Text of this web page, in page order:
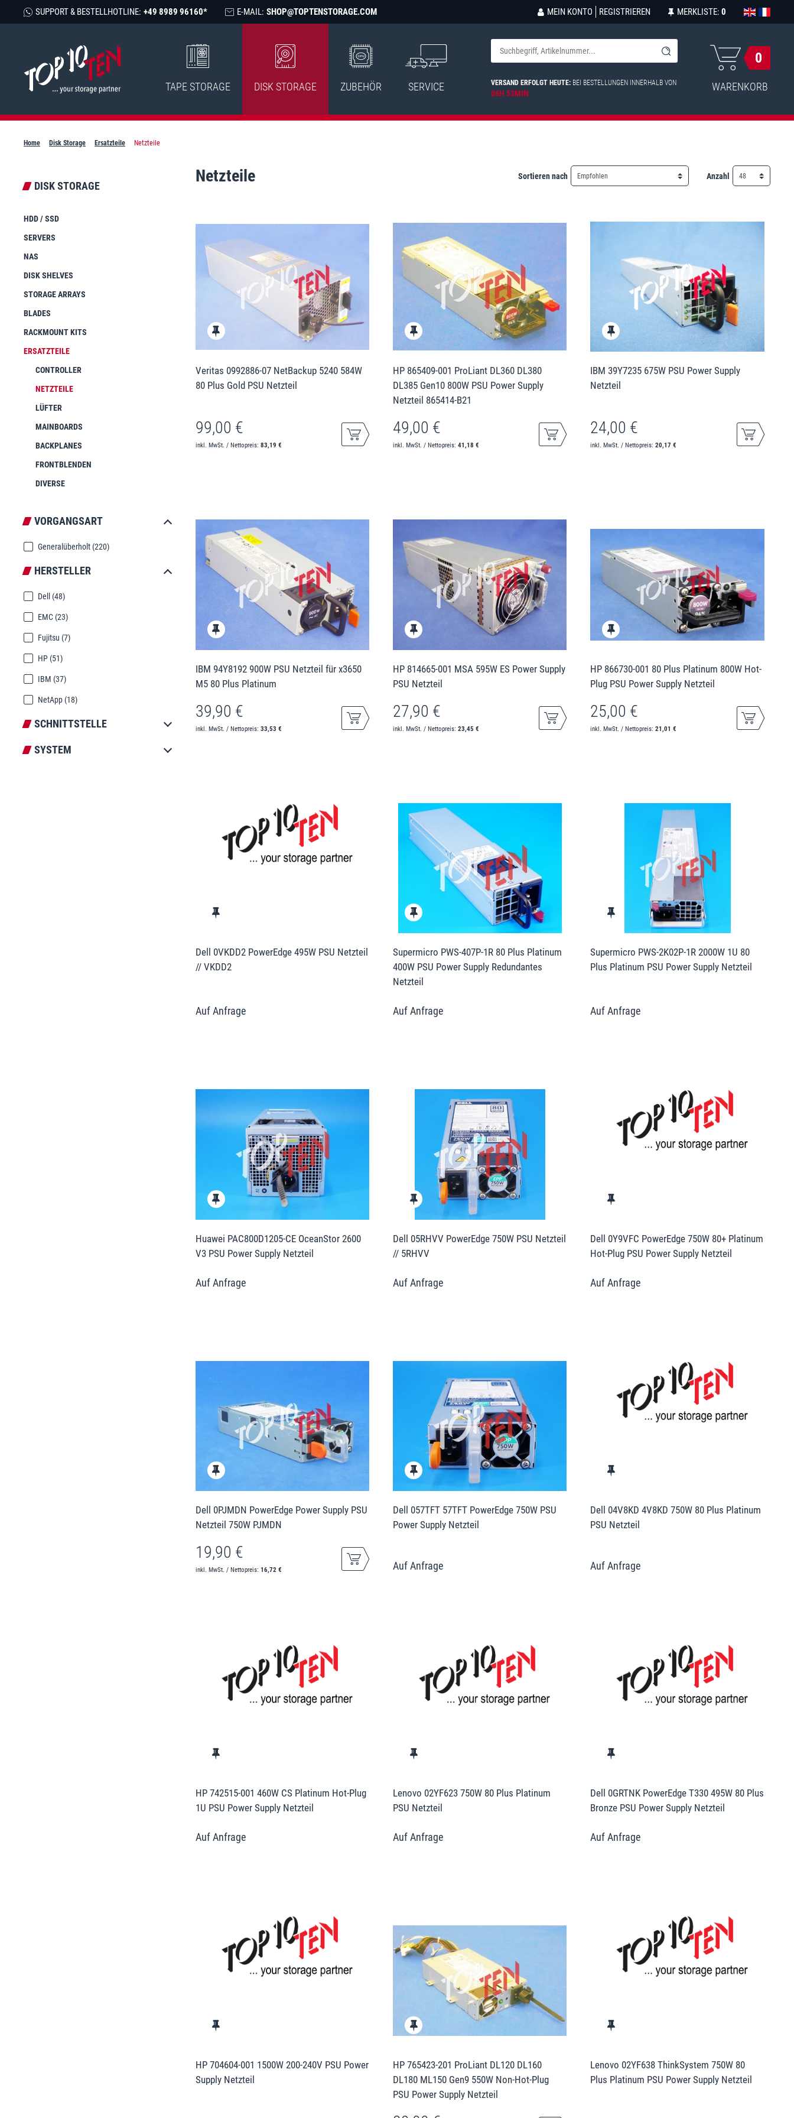
SUPPORT & BESTELLHOTLINE: +49 8989 96160* E-MAIL: SHOP@TOPTENSTORAGE.COM MEIN KONTO REGISTRIEREN MERKLISTE: 0
TAPE STORAGE DISK STORAGE ZUBEHÖR SERVICE VERSAND ERFOLGT HEUTE: BEI BESTELLUNGEN INNERHALB VON
06H 53MIN
0
WARENKORB
Home Disk Storage Ersatzteile Netzteile
DISK STORAGE
HDD / SSD
SERVERS
NAS
DISK SHELVES
STORAGE ARRAYS
BLADES
RACKMOUNT KITS
ERSATZTEILE
CONTROLLER
NETZTEILE
LÜFTER
MAINBOARDS
BACKPLANES
FRONTBLENDEN
DIVERSE
VORGANGSART
Generalüberholt (220)
HERSTELLER
Dell (48)
EMC (23)
Fujitsu (7)
HP (51)
IBM (37)
NetApp (18)
SCHNITTSTELLE
SYSTEM
Netzteile
Veritas 0992886-07 NetBackup 5240 584W
80 Plus Gold PSU Netzteil
99,00 €
inkl. MwSt. / Nettopreis: 83,19 €
HP 865409-001 ProLiant DL360 DL380
DL385 Gen10 800W PSU Power Supply
Netzteil 865414-B21
49,00 €
inkl. MwSt. / Nettopreis:41,18 €
IBM 39Y7235 675W PSU Power Supply
Netzteil
24,00 €
inkl. MwSt. / Nettopreis:20,17 €
IBM 94Y8192 900W PSU Netzteil für x3650
M5 80 Plus Platinum
39,90 €
inkl. MwSt. / Nettopreis: 33,53 €
HP 814665-001 MSA 595W ES Power Supply
PSU Netzteil
27,90 €
inkl. MwSt. / Nettopreis:23,45 €
HP 866730-001 80 Plus Platinum 800W Hot-
Plug PSU Power Supply Netzteil
25,00 €
inkl. MwSt. / Nettopreis:21,01 €
Dell 0VKDD2 PowerEdge 495W PSU Netzteil
// VKDD2
Supermicro PWS-407P-1R 80 Plus Platinum
400W PSU Power Supply Redundantes
Netzteil
Supermicro PWS-2K02P-1R 2000W 1U 80
Plus Platinum PSU Power Supply Netzteil
Huawei PAC800D1205-CE OceanStor 2600
V3 PSU Power Supply Netzteil
Dell 05RHVV PowerEdge 750W PSU Netzteil
// 5RHVV
Dell 0Y9VFC PowerEdge 750W 80+ Platinum
Hot-Plug PSU Power Supply Netzteil
Dell 0PJMDN PowerEdge Power Supply PSU
Netzteil 750W PJMDN
19,90 €
inkl. MwSt. / Nettopreis: 16,72 €
Dell 057TFT 57TFT PowerEdge 750W PSU
Power Supply Netzteil
Dell 04V8KD 4V8KD 750W 80 Plus Platinum
PSU Netzteil
HP 742515-001 460W CS Platinum Hot-Plug
1U PSU Power Supply Netzteil
Lenovo 02YF623 750W 80 Plus Platinum
PSU Netzteil
Dell 0GRTNK PowerEdge T330 495W 80 Plus
Bronze PSU Power Supply Netzteil
HP 704604-001 1500W 200-240V PSU Power
Supply Netzteil
HP 765423-201 ProLiant DL120 DL160
DL180 ML150 Gen9 550W Non-Hot-Plug
PSU Power Supply Netzteil
Lenovo 02YF638 ThinkSystem 750W 80
Plus Platinum PSU Power Supply Netzteil